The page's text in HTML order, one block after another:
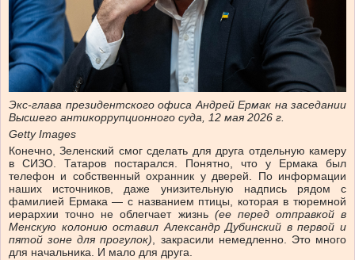
Экс-глава президентского офиса Андрей Ермак на заседании
Высшего антикоррупционного суда, 12 мая 2026 г.
Getty Images
Конечно, Зеленский смог сделать для друга отдельную камеру
в СИЗО. Татаров постарался. Понятно, что у Ермака был
телефон и собственный охранник у дверей. По информации
наших источников, даже унизительную надпись рядом с
фамилией Ермака — с названием птицы, которая в тюремной
иерархии точно не облегчает жизнь (ее перед отправкой в
Менскую колонию оставил Александр Дубинский в первой и
пятой зоне для прогулок), закрасили немедленно. Это много
для начальника. И мало для друга.